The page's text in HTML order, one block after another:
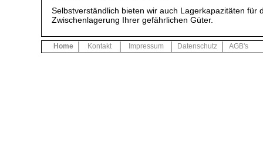
Selbstverständlich bieten wir auch Lagerkapazitäten für
Zwischenlagerung Ihrer gefährlichen Güter.
Home Kontakt Impressum Datenschutz AGB's